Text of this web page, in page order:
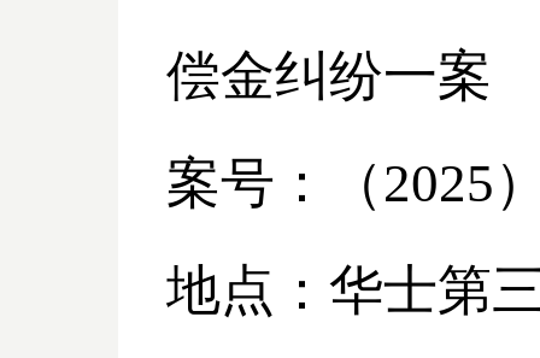
偿金纠纷一案
案号：（2025
地点：华士第